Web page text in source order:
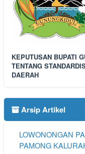
KEPUTUSAN BUPATI
TENTANG
DAERAH
Arsip Artikel
LOWONONGAN
PAMONG